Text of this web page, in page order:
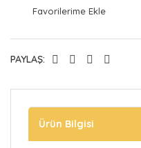
PAYLAŞ:
Ürün Bilgisi